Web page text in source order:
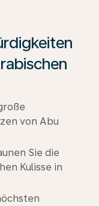
von Abu
Sie die
Kulisse in